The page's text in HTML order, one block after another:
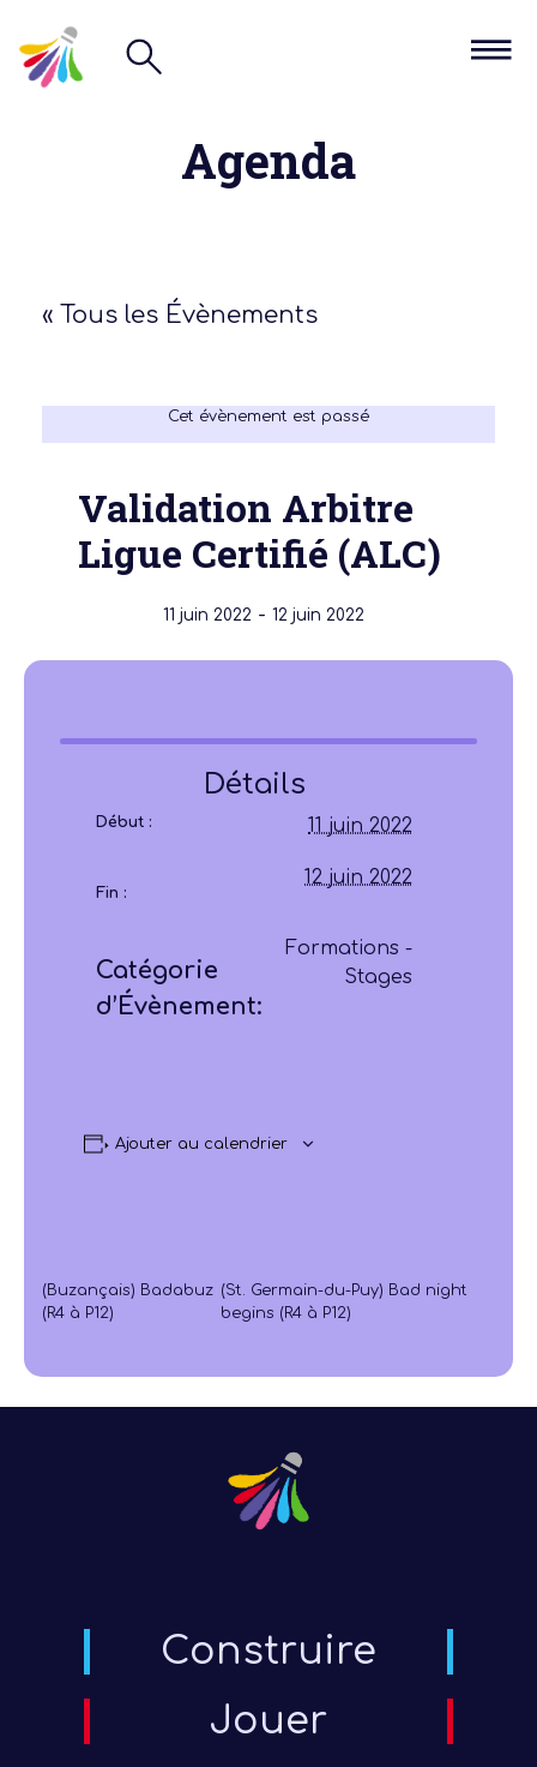
Agenda
« Tous les Évènements
Cet évènement est passé
Validation Arbitre
Ligue Certifié (ALC)
11 juin 2022 - 12 juin 2022
Détails
Début : 11 juin 2022
Fin :
12 juin 2022
Catégorie
d’Évènement:
Formations -
Stages
Ajouter au calendrier
(Buzançais) Badabuz
(R4 à P12)
(St. Germain-du-Puy) Bad night
begins (R4 à P12)
Construire
Jouer